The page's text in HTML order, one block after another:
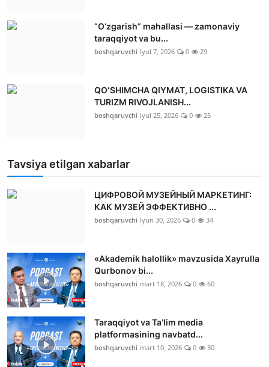
“O‘zgarish” mahallasi — zamonaviy
taraqqiyot va bu...
boshqaruvchi Iyul 7, 2026 0 29
QOʻSHIMCHA QIYMAT, LOGISTIKA VA
TURIZM RIVOJLANISH...
boshqaruvchi Iyul 25, 2026 0 25
Tavsiya etilgan xabarlar
ЦИФРОВОЙ МУЗЕЙНЫЙ МАРКЕТИНГ:
КАК МУЗЕЙ ЭФФЕКТИВНО ...
boshqaruvchi Iyun 30, 2026 0 34
«Akademik halollik» mavzusida Xayrulla
Qurbonov bi...
boshqaruvchi mart 18, 2026 0 60
Taraqqiyot va Ta’lim media
platformasining navbatd...
boshqaruvchi mart 10, 2026 0 30